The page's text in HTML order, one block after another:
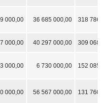
000,00 36 685 000,00 318 786
000,00 40 297 000,00 309 068
000,00 6 730 000,00 152 085
000,00 56 567 000,00 131 760